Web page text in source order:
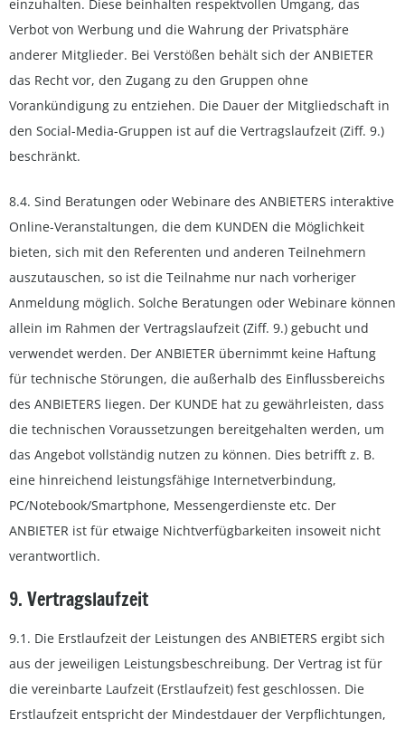
einzuhalten. Diese beinhalten respektvollen Umgang, das
Verbot von Werbung und die Wahrung der Privatsphäre
anderer Mitglieder. Bei Verstößen behält sich der ANBIETER
das Recht vor, den Zugang zu den Gruppen ohne
Vorankündigung zu entziehen. Die Dauer der Mitgliedschaft in
den Social-Media-Gruppen ist auf die Vertragslaufzeit (Ziff. 9.)
beschränkt.
8.4. Sind Beratungen oder Webinare des ANBIETERS interaktive
Online-Veranstaltungen, die dem KUNDEN die Möglichkeit
bieten, sich mit den Referenten und anderen Teilnehmern
auszutauschen, so ist die Teilnahme nur nach vorheriger
Anmeldung möglich. Solche Beratungen oder Webinare können
allein im Rahmen der Vertragslaufzeit (Ziff. 9.) gebucht und
verwendet werden. Der ANBIETER übernimmt keine Haftung
für technische Störungen, die außerhalb des Einflussbereichs
des ANBIETERS liegen. Der KUNDE hat zu gewährleisten, dass
die technischen Voraussetzungen bereitgehalten werden, um
das Angebot vollständig nutzen zu können. Dies betrifft z. B.
eine hinreichend leistungsfähige Internetverbindung,
PC/Notebook/Smartphone, Messengerdienste etc. Der
ANBIETER ist für etwaige Nichtverfügbarkeiten insoweit nicht
verantwortlich.
9. Vertragslaufzeit
9.1. Die Erstlaufzeit der Leistungen des ANBIETERS ergibt sich
aus der jeweiligen Leistungsbeschreibung. Der Vertrag ist für
die vereinbarte Laufzeit (Erstlaufzeit) fest geschlossen. Die
Erstlaufzeit entspricht der Mindestdauer der Verpflichtungen,